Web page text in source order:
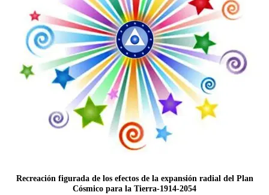
Recreación figurada de los efectos de la expansión radial del Plan
Cósmico para la Tierra-1914-2054